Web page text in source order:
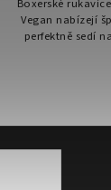
Boxerské
Vegan nabízejí
perfektně sedí